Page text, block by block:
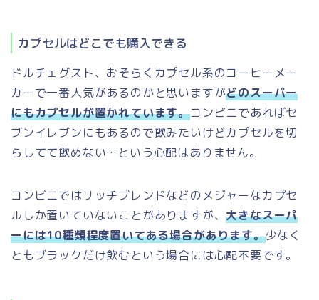
カプセルはどこでも購入できる
ドルチェグスト、おそらくカプセル系のコーヒーメー
カーで一番人気があるのかと思いますがどのスーパー
にもカプセルが置かれています。コンビニであればセ
ブンイレブンにもあるので飲みたいけどカプセルを切
らしてて飲めない…という心配はありません。
コンビニではリッチブレンドなどのメジャーなカプセ
ルしか置いていないことがありますが、大きなスーパ
ーには10種類程度置いてある場合があります。少なく
ともブラックだけ飲むという場合には心配不要です。